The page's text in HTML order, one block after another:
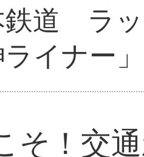
鉄道 ラ
イナー
そ！交